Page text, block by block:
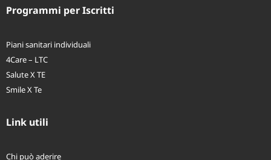
Programmi per Iscritti
Piani sanitari individuali
4Care – LTC
Salute X TE
Smile X Te
Link utili
Chi può aderire